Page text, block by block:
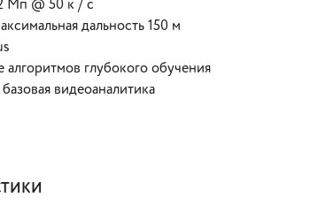
Мп @ 50 к / с
дальность 150 м
глубокого обучения
видеоаналитика